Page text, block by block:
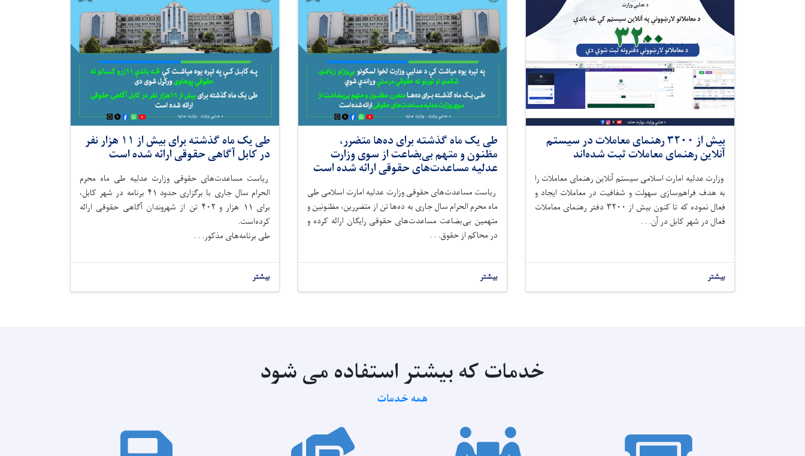
بیش از ۳۲۰۰ رهنمای معاملات در سیستم
آنلاین رهنمای معاملات ثبت شده‌اند
وزارت عدلیه امارت اسلامی سیستم آنلاین رهنمای معاملات را
به هدف فراهم‌سازی سهولت و شفافیت در معاملات ایجاد و
فعال نموده که تا کنون بیش از ۳۲۰۰ دفتر رهنمای معاملات
فعال در شهر کابل در آن. . .
بیشتر
طی یک ماه گذشته برای ده‌ها متضرر،
مظنون و متهم بی‌بضاعت از سوی وزارت
عدلیه مساعدت‌های حقوقی ارائه شده است
ریاست مساعدت‌های حقوقی وزارت عدلیه امارت اسلامی طی
ماه‌ محرم الحرام سال جاری به ده‌ها تن از متضررین، مظنونین و
متهمین بی‌بضاعت مساعدت‌های حقوقی رایگان ارائه کرده و
در محاکم از حقوق. . .
بیشتر
طی یک ماه گذشته برای بیش از ۱۱ هزار نفر
در کابل آگاهی حقوقی ارائه شده است
ریاست مساعدت‌های حقوقی وزارت عدلیه طی ماه محرم
الحرام سال جاری با برگزاری حدود ۴۱ برنامه در شهر کابل،
برای ۱۱ هزار و ۴۰۲ تن از شهروندان آگاهی حقوقی ارائه
کرده‌است.
طی برنامه‌های مذکور. . .
بیشتر
خدمات که بیشتر استفاده می شود
همه خدمات